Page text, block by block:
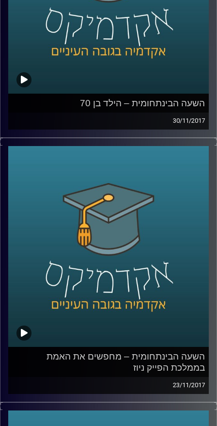
קרדיט תמונות: AudioVersity
השעה הבינתחומית – הילד בן 70
30/11/2017
בין המהפכות שמטלטלות את העולם בעשורים
המהפכה הדמוגרפית. ד"ר הדס אראל מתארת
את האתגרים האדירים שמציבה בפנינו העלייה
המסחררת בתוחלת החיים, מסבירה כיצד רובוט
שחותך סלט יכול להביע אמפטיה והאם כבר
נולד הילד שיגיע לגיל 150
קרדיט תמונות: AudioVersity
השעה הבינתחומית – מחפשים את האמת
בממלכת הפייק ניוז
23/11/2017
בחודש דצמבר 2016 יצא מביתו צעיר אמריקני